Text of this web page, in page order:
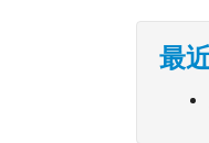
最